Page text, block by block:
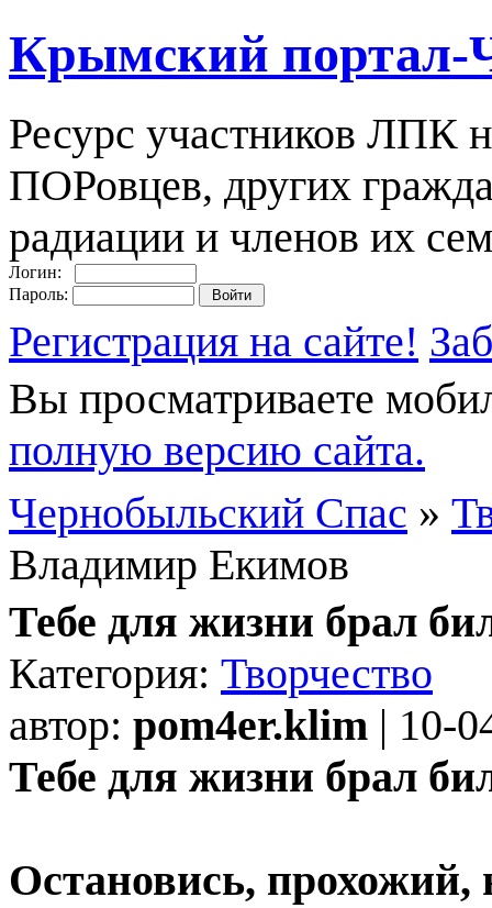
Крымский портал-
Ресурс участников ЛПК
ПОРовцев, других
радиации и членов их
Логин:
Пароль:
Регистрация на сайте!
Вы просматриваете
полную версию сайта.
Чернобыльский Спас »
Владимир Екимов
Тебе для жизни брал
Категория: Творчество
автор: pom4er.klim | 10-
Тебе для жизни брал
Остановись, прохожий,